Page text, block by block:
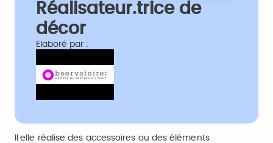
Réalisateur.trice de
décor
Elaboré par :
Il·elle réalise des accessoires ou des éléments